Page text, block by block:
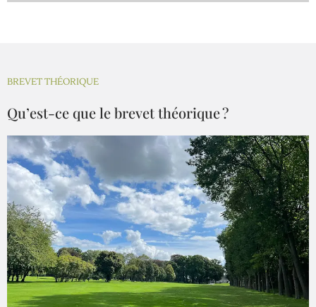
BREVET THÉORIQUE
Qu’est-ce que le brevet théorique ?